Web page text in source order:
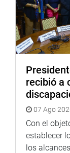
820 médicos
con atención
ciudad de
El galeno
de Iquitos a la
Consideró que
ciudadanía
debería ser
social al
su importante
recibió a
07 Ago
Con el
establecer
los